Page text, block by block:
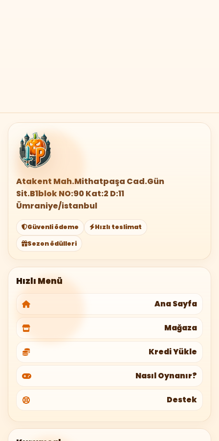
Atakent Mah.Mithatpaşa Cad.Gün
Sit.B1blok NO:90 Kat:2 D:11
Ümraniye/istanbul
Güvenli ödeme
Hızlı teslimat
Sezon ödülleri
Hızlı Menü
Ana Sayfa
Mağaza
Kredi Yükle
Nasıl Oynanır?
Destek